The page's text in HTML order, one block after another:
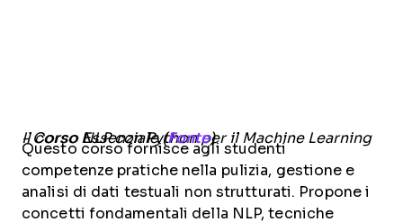
Il corso NLP con Python per il Machine Learning - Corso Essenziale (Fonte)
Questo corso fornisce agli studenti
competenze pratiche nella pulizia, gestione e
analisi di dati testuali non strutturati. Propone i
concetti fondamentali della NLP, tecniche